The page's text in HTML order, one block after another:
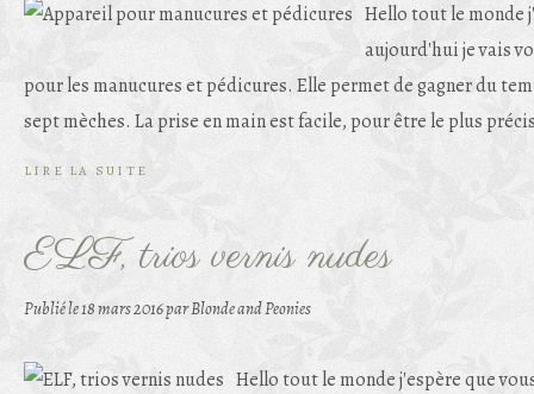
Hello tout le monde
aujourd'hui je vais
pour les manucures et pédicures. Elle permet de gagner du
sept mèches. La prise en main est facile, pour être le plus
LIRE LA SUITE
ELF, trios vernis nudes
Publié le18 mars 2016par Blonde and Peonies
Hello tout le monde j'espère que